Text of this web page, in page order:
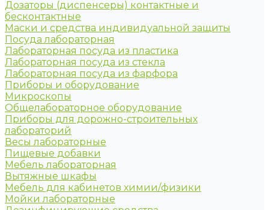
Дозаторы (диспенсеры) контактные и
бесконтактные
Маски и средства индивидуальной защиты
Посуда лабораторная
Лабораторная посуда из пластика
Лабораторная посуда из стекла
Лабораторная посуда из фарфора
Приборы и оборудование
Микроскопы
Общелабораторное оборудование
Приборы для дорожно-строительных
лабораторий
Весы лабораторные
Пищевые добавки
Мебель лабораторная
Вытяжные шкафы
Мебель для кабинетов химии/физики
Мойки лабораторные